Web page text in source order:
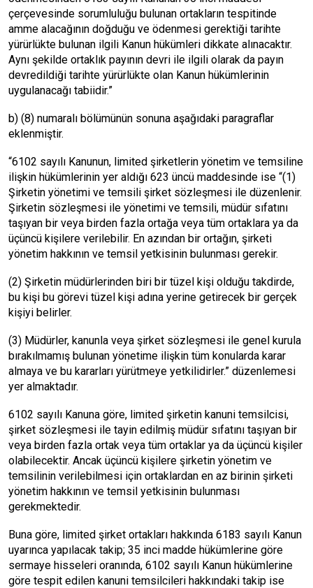
çerçevesinde sorumluluğu bulunan ortakların tespitinde
amme alacağının doğduğu ve ödenmesi gerektiği tarihte
yürürlükte bulunan ilgili Kanun hükümleri dikkate alınacaktır.
Aynı şekilde ortaklık payının devri ile ilgili olarak da payın
devredildiği tarihte yürürlükte olan Kanun hükümlerinin
uygulanacağı tabiidir.”
b) (8) numaralı bölümünün sonuna aşağıdaki paragraflar
eklenmiştir.
“6102 sayılı Kanunun, limited şirketlerin yönetim ve temsiline
ilişkin hükümlerinin yer aldığı 623 üncü maddesinde ise “(1)
Şirketin yönetimi ve temsili şirket sözleşmesi ile düzenlenir.
Şirketin sözleşmesi ile yönetimi ve temsili, müdür sıfatını
taşıyan bir veya birden fazla ortağa veya tüm ortaklara ya da
üçüncü kişilere verilebilir. En azından bir ortağın, şirketi
yönetim hakkının ve temsil yetkisinin bulunması gerekir.
(2) Şirketin müdürlerinden biri bir tüzel kişi olduğu takdirde,
bu kişi bu görevi tüzel kişi adına yerine getirecek bir gerçek
kişiyi belirler.
(3) Müdürler, kanunla veya şirket sözleşmesi ile genel kurula
bırakılmamış bulunan yönetime ilişkin tüm konularda karar
almaya ve bu kararları yürütmeye yetkilidirler.” düzenlemesi
yer almaktadır.
6102 sayılı Kanuna göre, limited şirketin kanuni temsilcisi,
şirket sözleşmesi ile tayin edilmiş müdür sıfatını taşıyan bir
veya birden fazla ortak veya tüm ortaklar ya da üçüncü kişiler
olabilecektir. Ancak üçüncü kişilere şirketin yönetim ve
temsilinin verilebilmesi için ortaklardan en az birinin şirketi
yönetim hakkının ve temsil yetkisinin bulunması
gerekmektedir.
Buna göre, limited şirket ortakları hakkında 6183 sayılı Kanun
uyarınca yapılacak takip; 35 inci madde hükümlerine göre
sermaye hisseleri oranında, 6102 sayılı Kanun hükümlerine
göre tespit edilen kanuni temsilcileri hakkındaki takip ise